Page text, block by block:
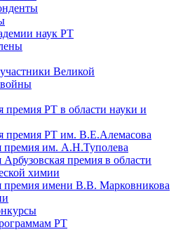
наук РТ
Великой
премия РТ в области науки и
премия РТ им. В.Е.Алемасова
премия им. А.Н.Туполева
премия в области
химии
премия имени В.В. Марковникова
РТ